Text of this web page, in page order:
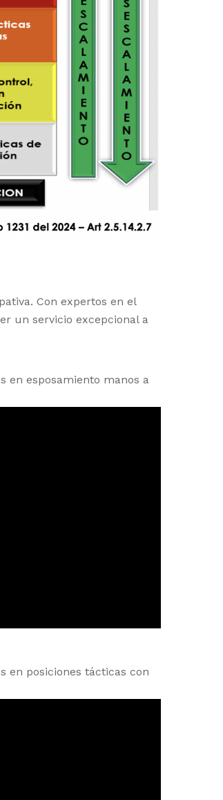
Con expertos en el
un servicio excepcional a
en esposamiento manos a
en posiciones tácticas con